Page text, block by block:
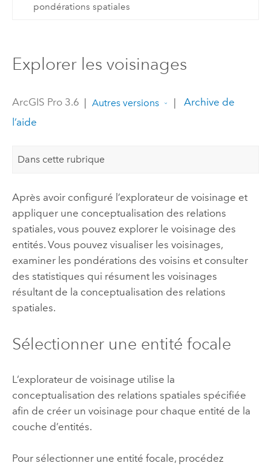
pondérations spatiales
Explorer les voisinages
ArcGIS Pro 3.6 | Autres versions |
Archive de
l’aide
Dans cette rubrique
Après avoir configuré l’explorateur de voisinage et
appliquer une conceptualisation des relations
spatiales, vous pouvez explorer le voisinage des
entités. Vous pouvez visualiser les voisinages,
examiner les pondérations des voisins et consulter
des statistiques qui résument les voisinages
résultant de la conceptualisation des relations
spatiales.
Sélectionner une entité focale
L’explorateur de voisinage utilise la
conceptualisation des relations spatiales spécifiée
afin de créer un voisinage pour chaque entité de la
couche d’entités.
Pour sélectionner une entité focale, procédez